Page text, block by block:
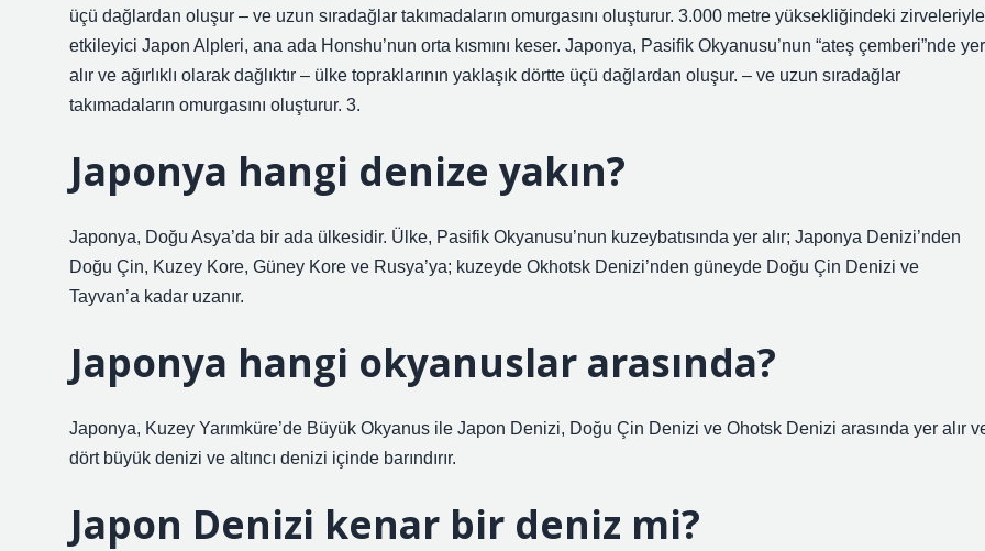
üçü dağlardan oluşur – ve uzun sıradağlar takımadaların omurgasını oluşturur. 3.000 metre yüksekliğindeki zirveleriyle
etkileyici Japon Alpleri, ana ada Honshu’nun orta kısmını keser. Japonya, Pasifik Okyanusu’nun “ateş çemberi”nde yer
alır ve ağırlıklı olarak dağlıktır – ülke topraklarının yaklaşık dörtte üçü dağlardan oluşur. – ve uzun sıradağlar
takımadaların omurgasını oluşturur. 3.
Japonya hangi denize yakın?
Japonya, Doğu Asya’da bir ada ülkesidir. Ülke, Pasifik Okyanusu’nun kuzeybatısında yer alır; Japonya Denizi’nden
Doğu Çin, Kuzey Kore, Güney Kore ve Rusya’ya; kuzeyde Okhotsk Denizi’nden güneyde Doğu Çin Denizi ve
Tayvan’a kadar uzanır.
Japonya hangi okyanuslar arasında?
Japonya, Kuzey Yarımküre’de Büyük Okyanus ile Japon Denizi, Doğu Çin Denizi ve Ohotsk Denizi arasında yer alır
dört büyük denizi ve altıncı denizi içinde barındırır.
Japon Denizi kenar bir deniz mi?